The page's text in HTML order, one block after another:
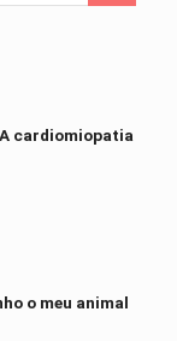
cardiomiopatia
o meu animal